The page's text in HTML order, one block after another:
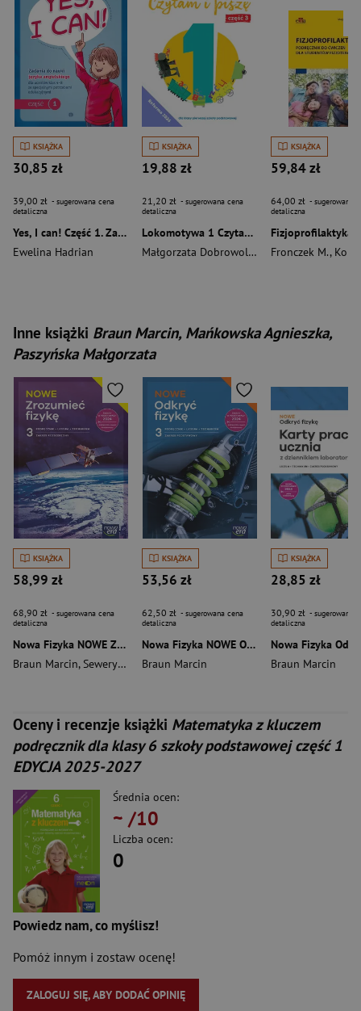
KSIĄŻKA
30,85 zł
39,00 zł - sugerowana cena
detaliczna
Yes, I can! Część 1. Zadania do nauki języka angielskiego dla uczniów klas 4–8 ze specjalnymi potrzebami edukacyjnymi
Ewelina Hadrian
KSIĄŻKA
19,88 zł
21,20 zł - sugerowana cena
detaliczna
Lokomotywa 1 Czytam i piszę Ćwiczenia cz 3 EDYCJA 2026
Małgorzata Dobrowolska
Barbara
KSIĄŻKA
59,84 zł
64,00 zł - sugerowana
detaliczna
Fronczek M.,
Inne książki Braun Marcin, Mańkowska Agnieszka,
Paszyńska Małgorzata
KSIĄŻKA
58,99 zł
68,90 zł - sugerowana cena
detaliczna
Nowa Fizyka NOWE ZROZUMIEĆ FIZYKĘ podręcznik część 3 zakres rozszerzony EDYCJA 2026
Braun Marcin, Seweryn-Byczuk Agnieszka
KSIĄŻKA
53,56 zł
62,50 zł - sugerowana cena
detaliczna
Nowa Fizyka NOWE ODKRYĆ FIZYKĘ podręcznik część 3 zakres podstawowy EDYCJA 2026
Braun Marcin
KSIĄŻKA
28,85 zł
30,90 zł - sugerowana
detaliczna
Braun Marcin
Oceny i recenzje książki Matematyka z kluczem
podręcznik dla klasy 6 szkoły podstawowej część 1
EDYCJA 2025-2027
Średnia ocen:
~ /10
Liczba ocen:
0
Powiedz nam, co myślisz!
Pomóż innym i zostaw ocenę!
ZALOGUJ SIĘ, ABY DODAĆ OPINIĘ